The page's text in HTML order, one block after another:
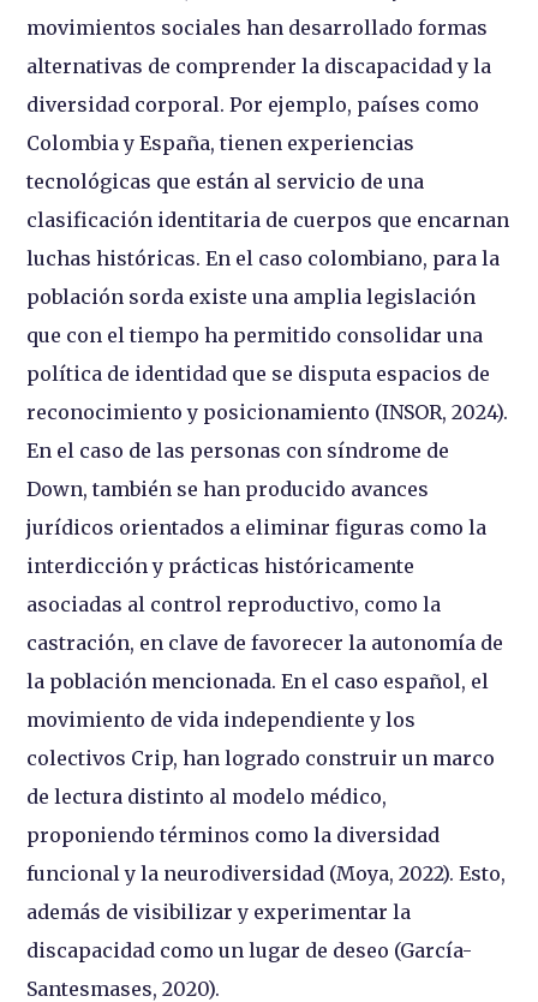
movimientos sociales han desarrollado formas
alternativas de comprender la discapacidad y la
diversidad corporal. Por ejemplo, países como
Colombia y España, tienen experiencias
tecnológicas que están al servicio de una
clasificación identitaria de cuerpos que encarnan
luchas históricas. En el caso colombiano, para la
población sorda existe una amplia legislación
que con el tiempo ha permitido consolidar una
política de identidad que se disputa espacios de
reconocimiento y posicionamiento (INSOR, 2024).
En el caso de las personas con síndrome de
Down, también se han producido avances
jurídicos orientados a eliminar figuras como la
interdicción y prácticas históricamente
asociadas al control reproductivo, como la
castración, en clave de favorecer la autonomía de
la población mencionada. En el caso español, el
movimiento de vida independiente y los
colectivos Crip, han logrado construir un marco
de lectura distinto al modelo médico,
proponiendo términos como la diversidad
funcional y la neurodiversidad (Moya, 2022). Esto,
además de visibilizar y experimentar la
discapacidad como un lugar de deseo (García-
Santesmases, 2020).